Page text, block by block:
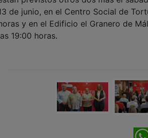
informaciones sobre negocios
en República Dominicana